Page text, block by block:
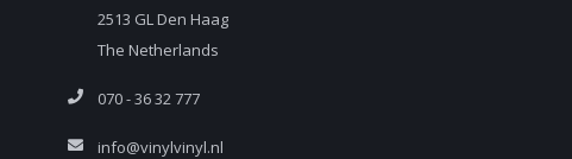
2513 GL Den Haag
The Netherlands
070 - 36 32 777
info@vinylvinyl.nl